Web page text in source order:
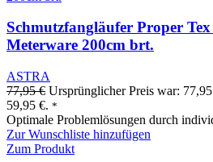
Schmutzfangläufer Proper
Meterware 200cm brt.
ASTRA
77,95€ Ursprünglicher Preis war:
59,95 €. *
Optimale Problemlösungen durch
Zur Wunschliste hinzufügen
Zum Produkt